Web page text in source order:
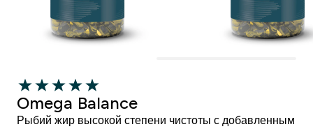
Omega Balance
Рыбий жир высокой степени чистоты с добавленным